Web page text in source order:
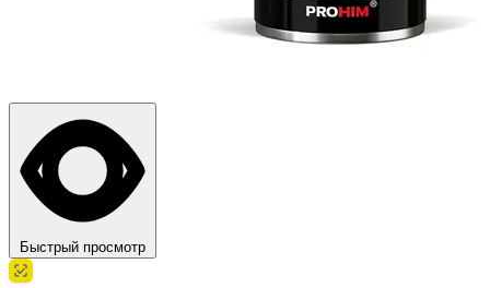
Быстрый просмотр